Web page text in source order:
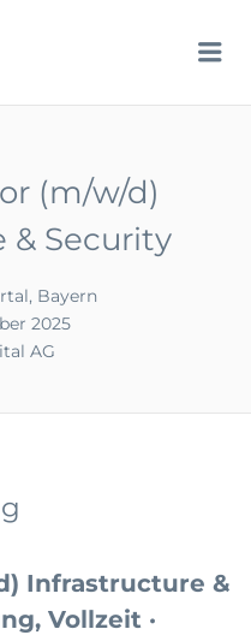
(m/w/d)
& Security
Bayern
2025
AG
Infrastructure &
Vollzeit ·